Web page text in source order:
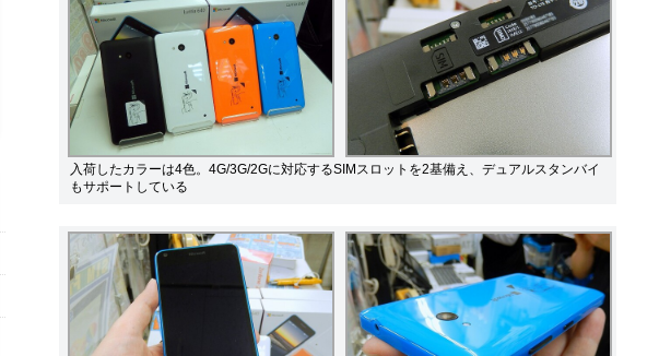
入荷したカラーは4色。4G/3G/2Gに対応するSIMスロットを2基備え、デュアルスタンバイ
もサポートしている